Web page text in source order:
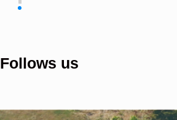
Follows us